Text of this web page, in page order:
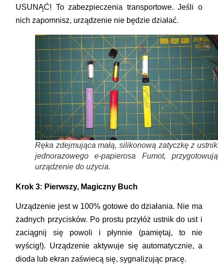
USUNĄĆ! To zabezpieczenia transportowe. Jeśli o
nich zapomnisz, urządzenie nie będzie działać.
Ręka zdejmująca małą, silikonową zatyczkę z
jednorazowego e-papierosa Fumot,
urządzenie do użycia.
Krok 3: Pierwszy, Magiczny Buch
Urządzenie jest w 100% gotowe do działania. Nie ma
żadnych przycisków. Po prostu przyłóż ustnik do ust i
zaciągnij się powoli i płynnie (pamiętaj, to nie
wyścig!). Urządzenie aktywuje się automatycznie, a
dioda lub ekran zaświecą się, sygnalizując pracę.